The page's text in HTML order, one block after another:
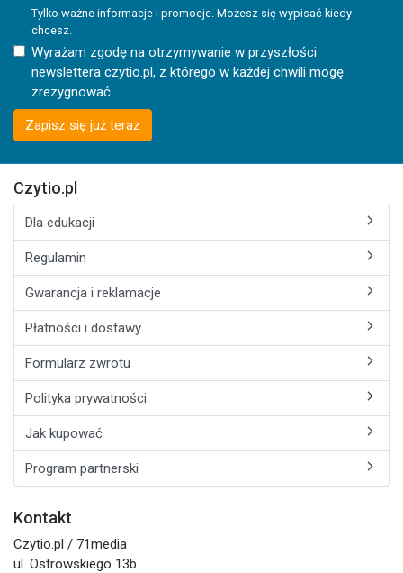
Tylko ważne informacje i promocje. Możesz się wypisać kiedy
chcesz.
Wyrażam zgodę na otrzymywanie w przyszłości
newslettera czytio.pl, z którego w każdej chwili mogę
zrezygnować.
Zapisz się już teraz
Czytio.pl
Dla edukacji
Regulamin
Gwarancja i reklamacje
Płatności i dostawy
Formularz zwrotu
Polityka prywatności
Jak kupować
Program partnerski
Kontakt
Czytio.pl / 71media
ul. Ostrowskiego 13b